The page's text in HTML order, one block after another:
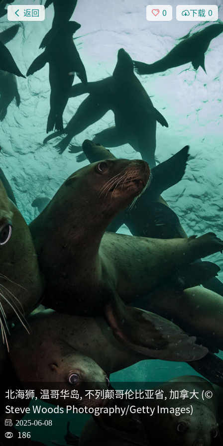
返回 0 下载 0
北海狮, 温哥华岛, 不列颠哥伦比亚省, 加拿大 (©
Steve Woods Photography/Getty Images)
2025-06-08
186